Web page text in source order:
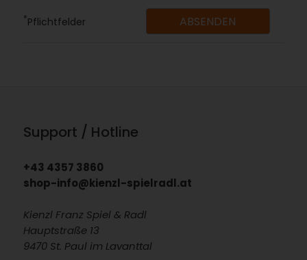
*Pflichtfelder
Support / Hotline
+43 4357 3860
shop-info@kienzl-spielradl.at
Kienzl Franz Spiel & Radl
Hauptstraße 13
9470 St. Paul im Lavanttal